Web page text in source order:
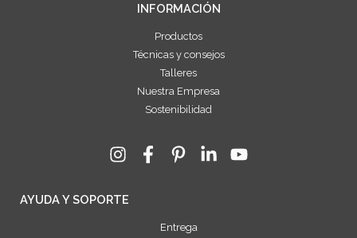
INFORMACIÓN
Productos
Técnicas y consejos
Talleres
Nuestra Empresa
Sostenibilidad
AYUDA Y SOPORTE
Entrega